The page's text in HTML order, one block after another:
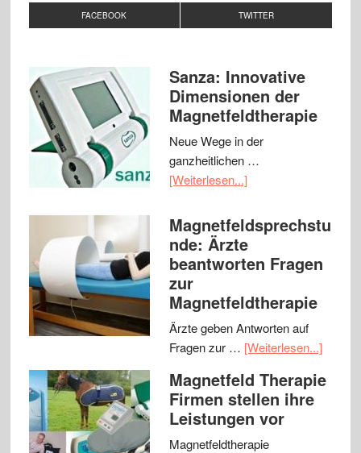
FACEBOOK TWITTER
Sanza: Innovative
Dimensionen der
Magnetfeldtherapie
Neue Wege in der
ganzheitlichen …
[Weiterlesen...]
Magnetfeldsprechstu
nde: Ärzte
beantworten Fragen
zur
Magnetfeldtherapie
Ärzte geben Antworten auf
Fragen zur … [Weiterlesen...]
Magnetfeld Therapie
Firmen stellen ihre
Leistungen vor
Magnetfeldtherapie